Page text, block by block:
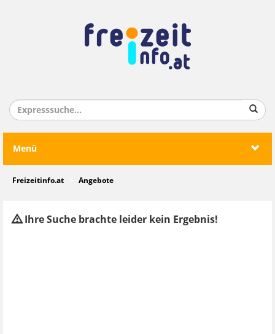
Menü
Freizeitinfo.at Angebote
Ihre Suche brachte leider kein Ergebnis!